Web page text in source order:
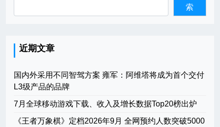
索
近期文章
国内外采用不同智驾方案 雍军：阿维塔将成为首个交付
L3级产品的品牌
7月全球移动游戏下载、收入及增长数据Top20榜出炉
《王者万象棋》定档2026年9月 全网预约人数突破5000